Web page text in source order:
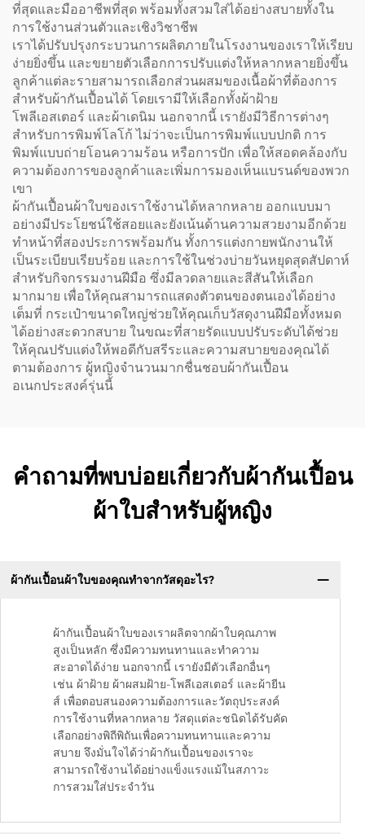
ที่สุดและมืออาชีพที่สุด พร้อมทั้งสวมใส่ได้อย่างสบายทั้งใน
การใช้งานส่วนตัวและเชิงวิชาชีพ
เราได้ปรับปรุงกระบวนการผลิตภายในโรงงานของเราให้เรียบ
ง่ายยิ่งขึ้น และขยายตัวเลือกการปรับแต่งให้หลากหลายยิ่งขึ้น
ลูกค้าแต่ละรายสามารถเลือกส่วนผสมของเนื้อผ้าที่ต้องการ
สำหรับผ้ากันเปื้อนได้ โดยเรามีให้เลือกทั้งผ้าฝ้าย
โพลีเอสเตอร์ และผ้าเดนิม นอกจากนี้ เรายังมีวิธีการต่างๆ
สำหรับการพิมพ์โลโก้ ไม่ว่าจะเป็นการพิมพ์แบบปกติ การ
พิมพ์แบบถ่ายโอนความร้อน หรือการปัก เพื่อให้สอดคล้องกับ
ความต้องการของลูกค้าและเพิ่มการมองเห็นแบรนด์ของพวก
เขา
ผ้ากันเปื้อนผ้าใบของเราใช้งานได้หลากหลาย ออกแบบมา
อย่างมีประโยชน์ใช้สอยและยังเน้นด้านความสวยงามอีกด้วย
ทำหน้าที่สองประการพร้อมกัน ทั้งการแต่งกายพนักงานให้
เป็นระเบียบเรียบร้อย และการใช้ในช่วงบ่ายวันหยุดสุดสัปดาห์
สำหรับกิจกรรมงานฝีมือ ซึ่งมีลวดลายและสีสันให้เลือก
มากมาย เพื่อให้คุณสามารถแสดงตัวตนของตนเองได้อย่าง
เต็มที่ กระเป๋าขนาดใหญ่ช่วยให้คุณเก็บวัสดุงานฝีมือทั้งหมด
ได้อย่างสะดวกสบาย ในขณะที่สายรัดแบบปรับระดับได้ช่วย
ให้คุณปรับแต่งให้พอดีกับสรีระและความสบายของคุณได้
ตามต้องการ ผู้หญิงจำนวนมากชื่นชอบผ้ากันเปื้อน
อเนกประสงค์รุ่นนี้
คำถามที่พบบ่อยเกี่ยวกับผ้ากันเปื้อน
ผ้าใบสำหรับผู้หญิง
ผ้ากันเปื้อนผ้าใบของคุณทำจากวัสดุอะไร?
ผ้ากันเปื้อนผ้าใบของเราผลิตจากผ้าใบคุณภาพ
สูงเป็นหลัก ซึ่งมีความทนทานและทำความ
สะอาดได้ง่าย นอกจากนี้ เรายังมีตัวเลือกอื่นๆ
เช่น ผ้าฝ้าย ผ้าผสมฝ้าย-โพลีเอสเตอร์ และผ้ายีน
ส์ เพื่อตอบสนองความต้องการและวัตถุประสงค์
การใช้งานที่หลากหลาย วัสดุแต่ละชนิดได้รับคัด
เลือกอย่างพิถีพิถันเพื่อความทนทานและความ
สบาย จึงมั่นใจได้ว่าผ้ากันเปื้อนของเราจะ
สามารถใช้งานได้อย่างแข็งแรงแม้ในสภาวะ
การสวมใส่ประจำวัน